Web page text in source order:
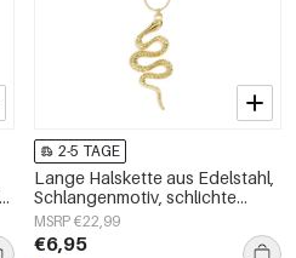
2-5 TAGE
Lange Halskette aus Edelstahl,
Schlangenmotiv, schlichte
Alltags-Serie, Damenschmuck
MSRP €22,99
€6,95